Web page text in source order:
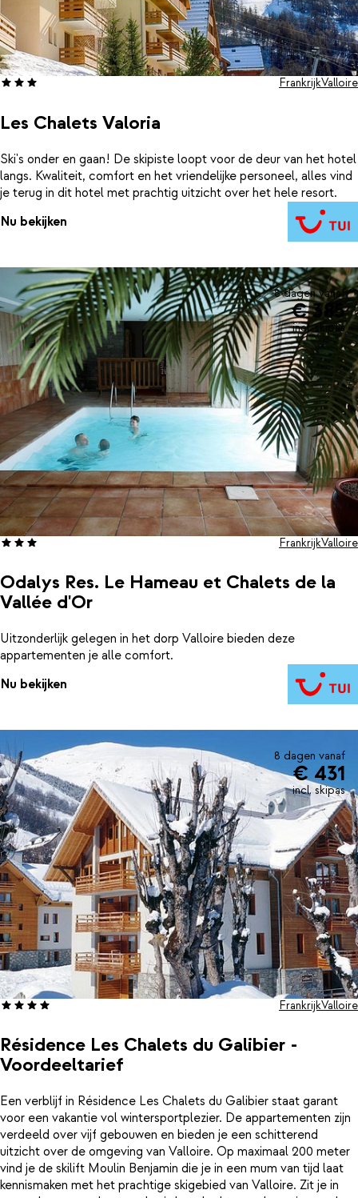
Les Chalets Valoria
FrankrijkValloire
Ski's onder en gaan! De skipiste loopt voor de deur van het hotel
langs. Kwaliteit, comfort en het vriendelijke personeel, alles vind
je terug in dit hotel met prachtig uitzicht over het hele resort.
Nu bekijken
8 dagen vanaf
€ 385
incl. skipas
Odalys Res. Le Hameau et Chalets de la
Vallée d'Or
FrankrijkValloire
Uitzonderlijk gelegen in het dorp Valloire bieden deze
appartementen je alle comfort.
Nu bekijken
8 dagen vanaf
€ 431
incl. skipas
Résidence Les Chalets du Galibier -
Voordeeltarief
FrankrijkValloire
Een verblijf in Résidence Les Chalets du Galibier staat garant
voor een vakantie vol wintersportplezier. De appartementen zijn
verdeeld over vijf gebouwen en bieden je een schitterend
uitzicht over de omgeving van Valloire. Op maximaal 200 meter
vind je de skilift Moulin Benjamin die je in een mum van tijd laat
kennismaken met het prachtige skigebied van Valloire. Zit je in